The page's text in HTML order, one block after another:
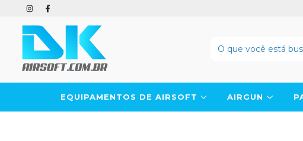
EQUIPAMENTOS DE AIRSOFT AIRGUN